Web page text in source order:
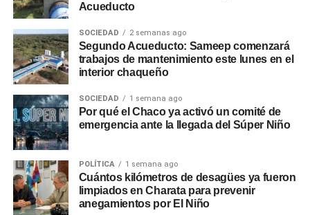
Acueducto
SOCIEDAD 2 semanas ago
Segundo Acueducto: Sameep comenzará
trabajos de mantenimiento este lunes en el
interior chaqueño
SOCIEDAD 1 semana ago
Por qué el Chaco ya activó un comité de
emergencia ante la llegada del Súper Niño
POLÍTICA 1 semana ago
Cuántos kilómetros de desagües ya fueron
limpiados en Charata para prevenir
anegamientos por El Niño